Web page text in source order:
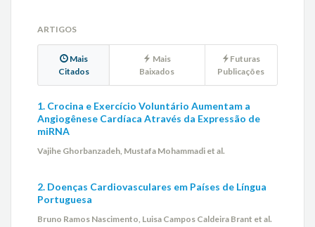
ARTIGOS
Mais
Citados
Mais
Baixados
Futuras
Publicações
1. Crocina e Exercício Voluntário Aumentam a
Angiogênese Cardíaca Através da Expressão de
miRNA
Vajihe Ghorbanzadeh, Mustafa Mohammadi et al.
2. Doenças Cardiovasculares em Países de Língua
Portuguesa
Bruno Ramos Nascimento, Luisa Campos Caldeira Brant et al.